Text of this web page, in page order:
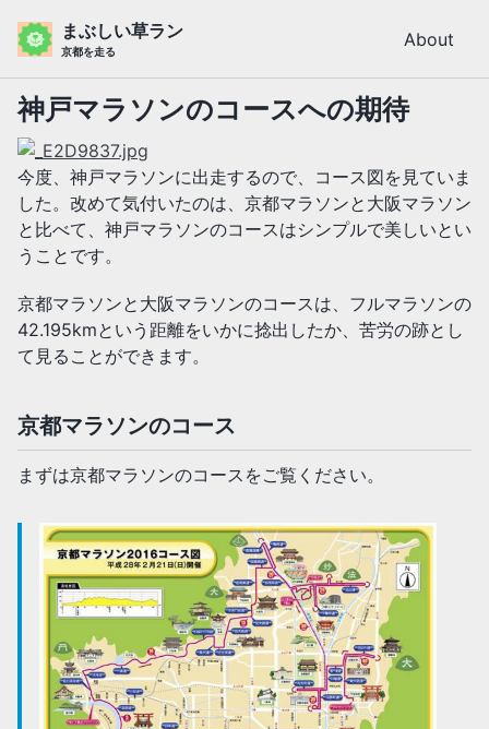
navigation
まぶしい草ラン
京都を走る
About
神戸マラソンのコースへの期待
今度、神戸マラソンに出走するので、コース図を見ていま
した。改めて気付いたのは、京都マラソンと大阪マラソン
と比べて、神戸マラソンのコースはシンプルで美しいとい
うことです。
京都マラソンと大阪マラソンのコースは、フルマラソンの
42.195kmという距離をいかに捻出したか、苦労の跡とし
て見ることができます。
京都マラソンのコース
まずは京都マラソンのコースをご覧ください。